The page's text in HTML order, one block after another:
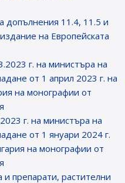
допълнения 11.4, 11.5 и
на Европейската
г. на министъра на
от 1 април 2023 г. на
на монографии от
г. на министъра на
от 1 януари 2024 г.
на монографии от
препарати, растителни